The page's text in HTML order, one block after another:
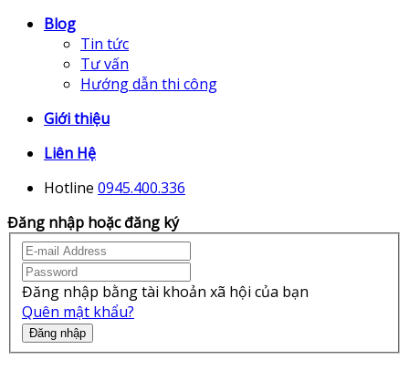
Blog
Tin tức
Tư vấn
Hướng dẫn thi công
Giới thiệu
Liên Hệ
Hotline 0945.400.336
Đăng nhập hoặc đăng ký
Đăng nhập bằng tài khoản xã hội của bạn
Quên mật khẩu?
Đăng nhập